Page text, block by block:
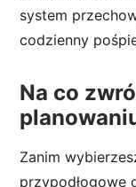
system
codzienny
Na co
Zanim
przypodłogowe